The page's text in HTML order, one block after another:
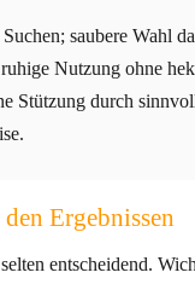
saubere Wahl
Nutzung ohne
Stützung durch
Ergebnissen
entscheidend.